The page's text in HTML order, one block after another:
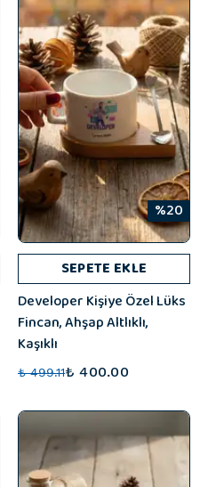
%20
SEPETE EKLE
Developer Kişiye Özel Lüks
Fincan, Ahşap Altlıklı,
Kaşıklı
₺ 499.11₺ 400.00